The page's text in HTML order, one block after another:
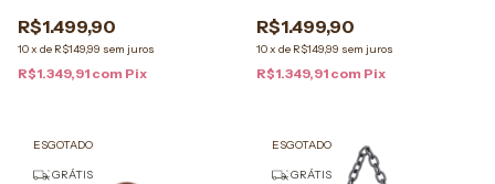
R$1.499,90
10x de R$149,99 sem juros
R$1.349,91 com Pix
R$1.499,90
10x de R$149,99 sem juros
R$1.349,91 com Pix
ESGOTADO
GRÁTIS
ESGOTADO
GRÁTIS